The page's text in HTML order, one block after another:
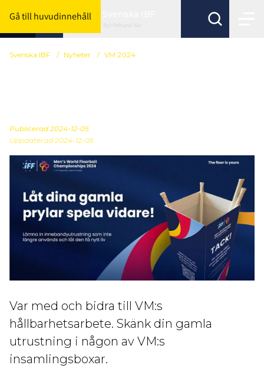
Gå till huvudinnehåll
Byt förbund här
Svenska IBF / Nyheter / VM 2024
Publicerad 2024-12-05
Uppdaterad 2024-12-05
Var med och bidra till VM:s
hållbarhetsarbete. Skänk din gamla
utrustning i någon av VM:s
insamlingsboxar.